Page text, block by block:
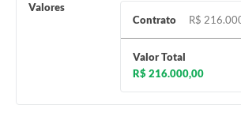
Valores
Contrato
R$
Valor Total
R$ 216.000,00